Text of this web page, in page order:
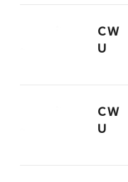
ＣＷ
Ｕ
ＣＷ
Ｕ